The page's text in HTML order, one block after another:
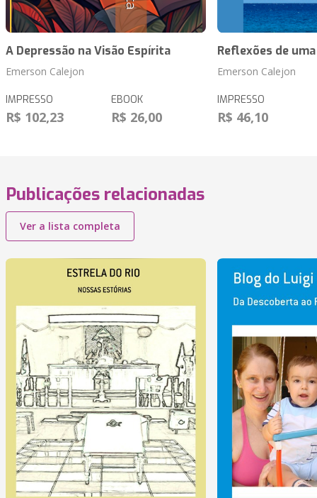
A Depressão na Visão Espírita
Emerson Calejon
IMPRESSO
R$ 102,23
EBOOK
R$ 26,00
Reflexões de
Emerson Calejon
IMPRESSO
R$ 46,10
Publicações relacionadas
Ver a lista completa